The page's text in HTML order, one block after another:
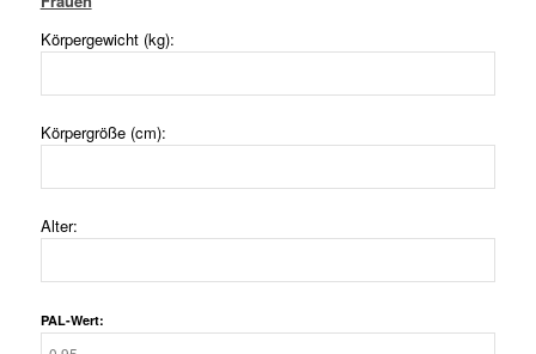
Körpergewicht (kg):
Körpergröße (cm):
Alter:
PAL-Wert: